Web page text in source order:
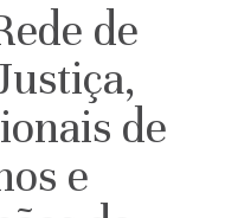
de
de
e